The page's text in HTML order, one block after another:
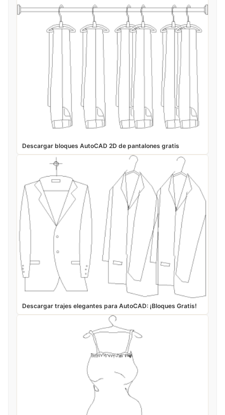
Descargar bloques AutoCAD 2D de pantalones gratis
Descargar trajes elegantes para AutoCAD: ¡Bloques Gratis!